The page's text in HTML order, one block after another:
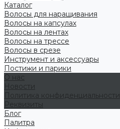
Каталог
Волосы для наращивания
Волосы на капсулах
Волосы на лентах
Волосы на трессе
Волосы в срезе
Инструмент и аксессуары
Постижи и парики
О нас
Новости
Политика конфиденциальности
Реквизиты
Блог
Палитра